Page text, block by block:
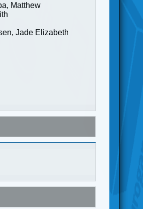
Matthew
Jade Elizabeth